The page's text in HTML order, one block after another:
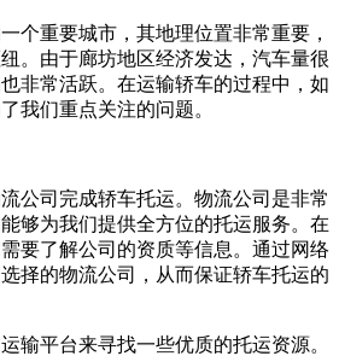
个重要城市，其地理位置非常重要，
。由于廊坊地区经济发达，汽车量很
非常活跃。在运输轿车的过程中，如
我们重点关注的问题。
公司完成轿车托运。物流公司是非常
够为我们提供全方位的托运服务。在
要了解公司的资质等信息。通过网络
择的物流公司，从而保证轿车托运的
输平台来寻找一些优质的托运资源。